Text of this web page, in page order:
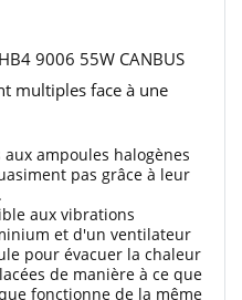
9006 55W CANBUS
multiples face à une
aux ampoules halogènes
pas grâce à leur
aux vibrations
et d'un ventilateur
pour évacuer la chaleur
de manière à ce que
fonctionne de la même